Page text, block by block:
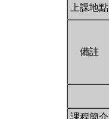
上課地點
備註
課程簡介